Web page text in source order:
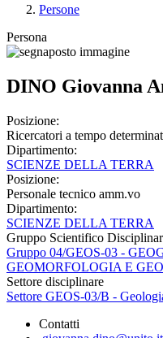
Persone
Persona
DINO Giovanna
Posizione:
Ricercatori a tempo
Dipartimento:
SCIENZE DELLA TERRA
Posizione:
Personale tecnico amm.vo
Dipartimento:
SCIENZE DELLA TERRA
Gruppo Scientifico
Gruppo 04/GEOS-03 -
GEOMORFOLOGIA E
Settore disciplinare
Settore GEOS-03/B -
Contatti